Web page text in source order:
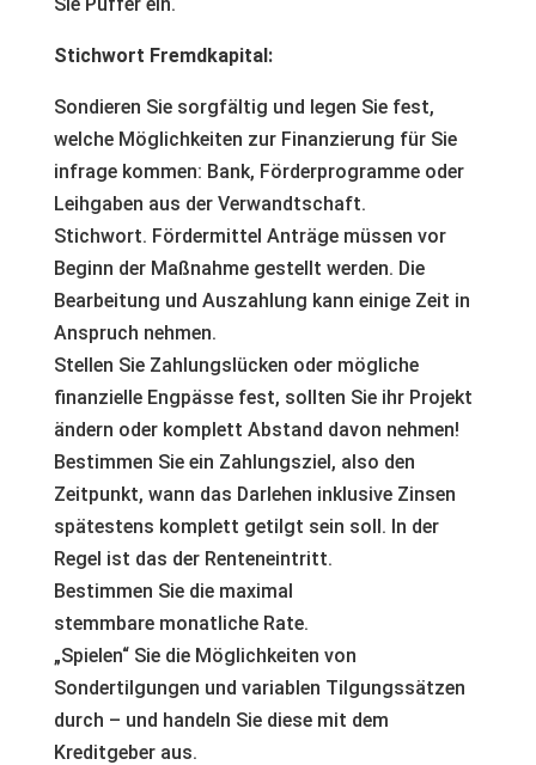
Stichwort Fremdkapital:
Sondieren Sie sorgfältig und legen Sie fest,
welche Möglichkeiten zur Finanzierung für Sie
infrage kommen: Bank, Förderprogramme oder
Leihgaben aus der Verwandtschaft.
Stichwort. Fördermittel Anträge müssen vor
Beginn der Maßnahme gestellt werden. Die
Bearbeitung und Auszahlung kann einige Zeit in
Anspruch nehmen.
Stellen Sie Zahlungslücken oder mögliche
finanzielle Engpässe fest, sollten Sie ihr Projekt
ändern oder komplett Abstand davon nehmen!
Bestimmen Sie ein Zahlungsziel, also den
Zeitpunkt, wann das Darlehen inklusive Zinsen
spätestens komplett getilgt sein soll. In der
Regel ist das der Renteneintritt.
Bestimmen Sie die maximal
stemmbare monatliche Rate.
„Spielen“ Sie die Möglichkeiten von
Sondertilgungen und variablen Tilgungssätzen
durch – und handeln Sie diese mit dem
Kreditgeber aus.